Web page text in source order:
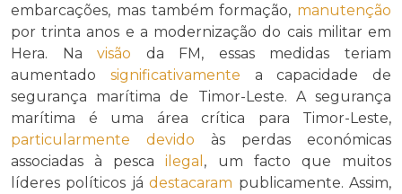
embarcações, mas também formação, manutenção
por trinta anos e a modernização do cais militar em
Hera. Navisão da FM, essas medidas teriam
aumentado significativamente a capacidade de
segurança marítima de Timor-Leste. A segurança
marítima é uma área crítica para Timor-Leste,
particularmente
devido às perdas económicas
associadas à pescailegal , um facto que muitos
líderes políticos jádestacaram publicamente. Assim,